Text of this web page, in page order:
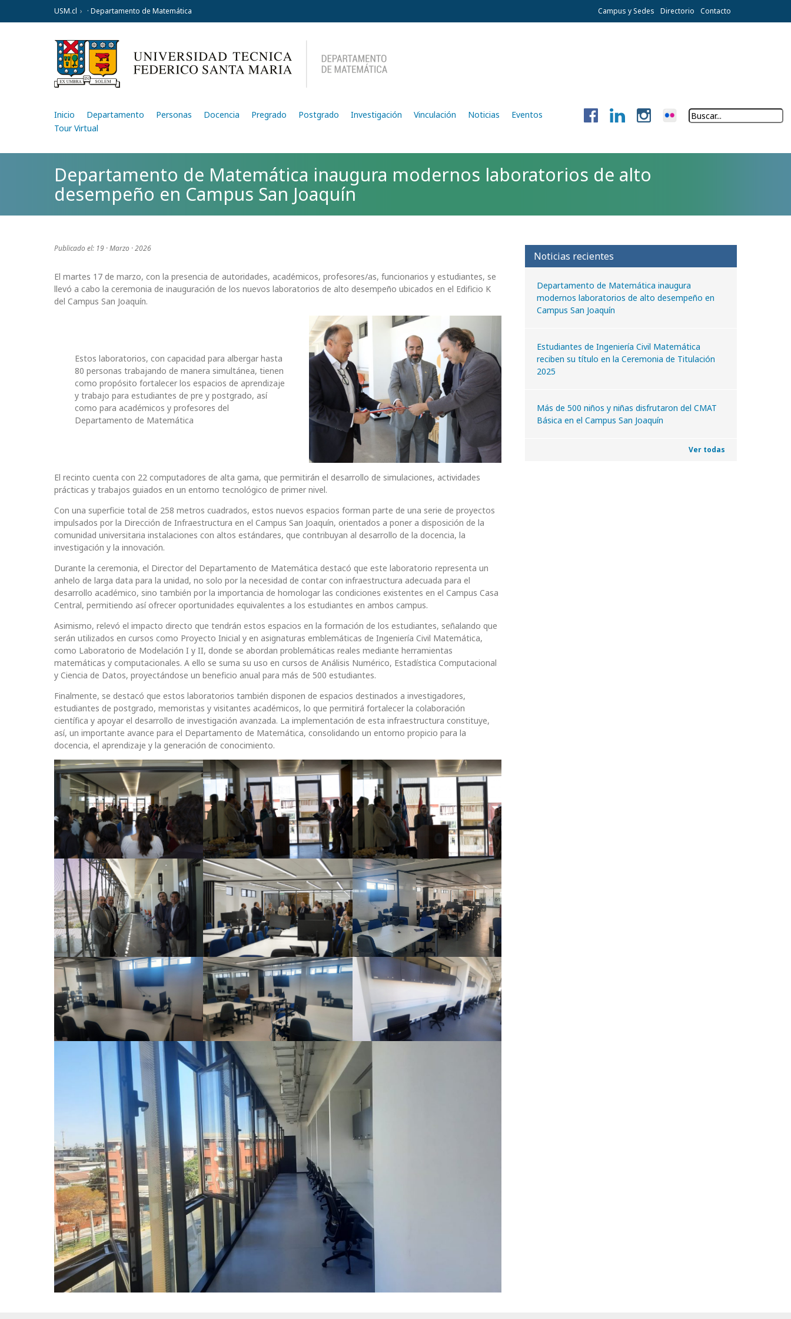
USM.cl · Departamento de Matemática Campus y Sedes Directorio Contacto
Inicio Departamento Personas Docencia Pregrado Postgrado Investigación Vinculación Noticias
Eventos
Tour Virtual
Departamento de Matemática inaugura modernos laboratorios de alto
desempeño en Campus San Joaquín
Publicado el: 19 · Marzo · 2026
El martes 17 de marzo, con la presencia de autoridades, académicos, profesores/as, funcionarios y estudiantes, se
llevó a cabo la ceremonia de inauguración de los nuevos laboratorios de alto desempeño ubicados en el Edificio K
del Campus San Joaquín.
Estos laboratorios, con capacidad para albergar hasta
80 personas trabajando de manera simultánea, tienen
como propósito fortalecer los espacios de aprendizaje
y trabajo para estudiantes de pre y postgrado, así
como para académicos y profesores del
Departamento de Matemática
El recinto cuenta con 22 computadores de alta gama, que permitirán el desarrollo de simulaciones, actividades
prácticas y trabajos guiados en un entorno tecnológico de primer nivel.
Con una superficie total de 258 metros cuadrados, estos nuevos espacios forman parte de una serie de proyectos
impulsados por la Dirección de Infraestructura en el Campus San Joaquín, orientados a poner a disposición de la
comunidad universitaria instalaciones con altos estándares, que contribuyan al desarrollo de la docencia, la
investigación y la innovación.
Durante la ceremonia, el Director del Departamento de Matemática destacó que este laboratorio representa un
anhelo de larga data para la unidad, no solo por la necesidad de contar con infraestructura adecuada para el
desarrollo académico, sino también por la importancia de homologar las condiciones existentes en el Campus Casa
Central, permitiendo así ofrecer oportunidades equivalentes a los estudiantes en ambos campus.
Asimismo, relevó el impacto directo que tendrán estos espacios en la formación de los estudiantes, señalando que
serán utilizados en cursos como Proyecto Inicial y en asignaturas emblemáticas de Ingeniería Civil Matemática,
como Laboratorio de Modelación I y II, donde se abordan problemáticas reales mediante herramientas
matemáticas y computacionales. A ello se suma su uso en cursos de Análisis Numérico, Estadística Computacional
y Ciencia de Datos, proyectándose un beneficio anual para más de 500 estudiantes.
Finalmente, se destacó que estos laboratorios también disponen de espacios destinados a investigadores,
estudiantes de postgrado, memoristas y visitantes académicos, lo que permitirá fortalecer la colaboración
científica y apoyar el desarrollo de investigación avanzada. La implementación de esta infraestructura constituye,
así, un importante avance para el Departamento de Matemática, consolidando un entorno propicio para la
docencia, el aprendizaje y la generación de conocimiento.
Noticias recientes
Departamento de Matemática inaugura
modernos laboratorios de alto desempeño en
Campus San Joaquín
Estudiantes de Ingeniería Civil Matemática
reciben su título en la Ceremonia de Titulación
2025
Más de 500 niños y niñas disfrutaron del CMAT
Básica en el Campus San Joaquín
Ver todas